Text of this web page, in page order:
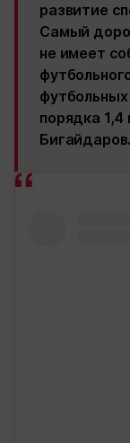
развитие
Самый
не имеет
футбольных
порядка 1,4
Бигайдаров.